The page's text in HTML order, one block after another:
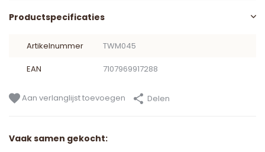
Productspecificaties
Artikelnummer TWM045
EAN 7107969917288
Aan verlanglijst toevoegen Delen
Vaak samen gekocht: